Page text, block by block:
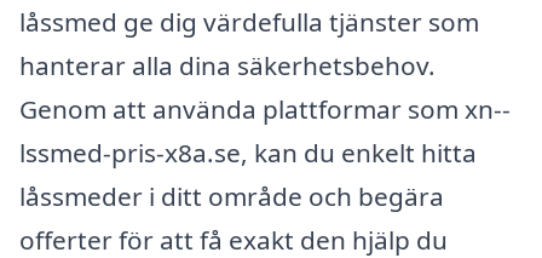
låssmed ge dig värdefulla tjänster som
hanterar alla dina säkerhetsbehov.
Genom att använda plattformar som xn--
lssmed-pris-x8a.se, kan du enkelt hitta
låssmeder i ditt område och begära
offerter för att få exakt den hjälp du